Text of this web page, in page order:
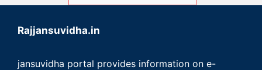
Rajjansuvidha.in
jansuvidha portal provides information on e-